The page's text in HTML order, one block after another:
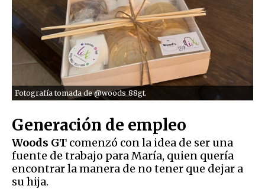
Fotografía tomada de @woods_88gt.
Generación de empleo
Woods GT comenzó con la idea de ser una
fuente de trabajo para María, quien quería
encontrar la manera de no tener que dejar a
su hija.